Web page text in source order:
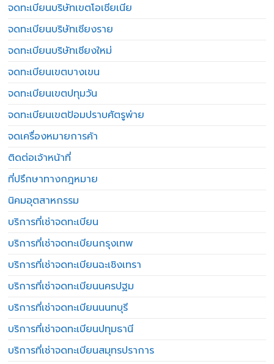
จดทะเบียนบริษัทเขตโอเชียเนีย
จดทะเบียนบริษัทเชียงราย
จดทะเบียนบริษัทเชียงใหม่
จดทะเบียนเขตบางเขน
จดทะเบียนเขตปทุมวัน
จดทะเบียนเขตป้อมปราบศัตรูพ่าย
จดเครื่องหมายการค้า
ติดต่อเจ้าหน้าที่
ที่ปรึกษาทางกฎหมาย
นิคมอุตสาหกรรม
บริการที่เช่าจดทะเบียน
บริการที่เช่าจดทะเบียนกรุงเทพ
บริการที่เช่าจดทะเบียนฉะเชิงเทรา
บริการที่เช่าจดทะเบียนนครปฐม
บริการที่เช่าจดทะเบียนนนทบุรี
บริการที่เช่าจดทะเบียนปทุมธานี
บริการที่เช่าจดทะเบียนสมุทรปราการ